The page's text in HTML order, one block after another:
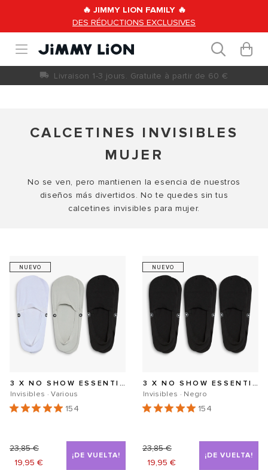
directamente
al contenido
🔥 JIMMY LION FAMILY 🔥
DES RÉDUCTIONS EXCLUSIVES
Livraison 1-3 jours. Gratuite à partir de 60 €
Carrito
artículos
CALCETINES INVISIBLES
MUJER
No se ven, pero mantienen la esencia de nuestros
diseños más divertidos. No te quedes sin tus
calcetines invisibles para mujer.
NUEVO
3 X NO SHOW ESSENTIALS SECOND SKIN
Invisibles · Various
Precio
23,85 €
Precio
19,95 €
¡DE VUELTA!
154
NUEVO
3 X NO SHOW ESSENTIALS SECOND SKIN
Invisibles · Negro
Precio
23,85 €
Precio
19,95 €
¡DE VUELTA!
154